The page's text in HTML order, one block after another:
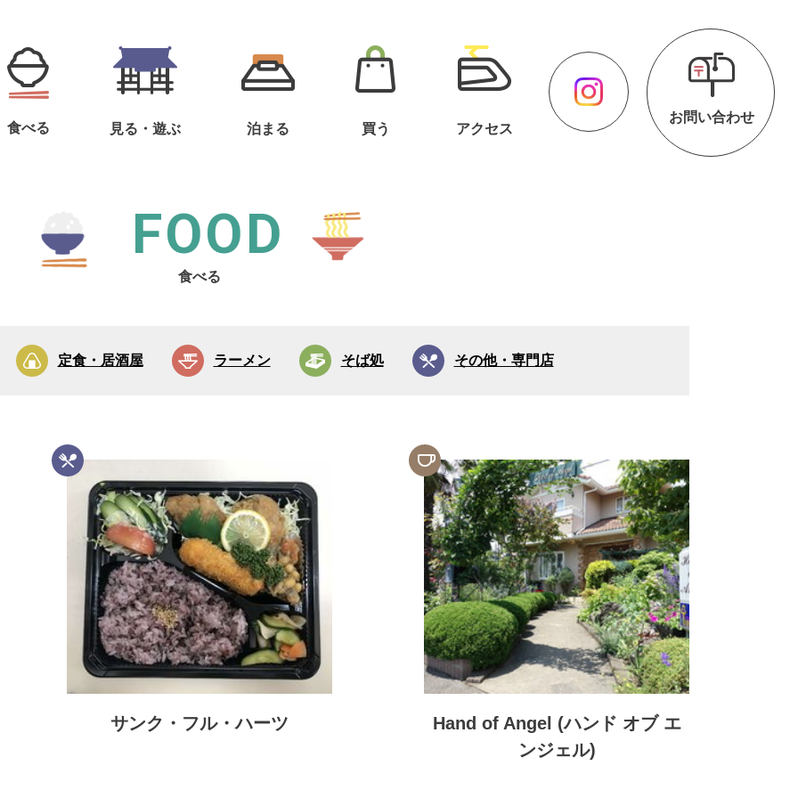
食べる 見る・遊ぶ 泊まる 買う アクセス
お問い合わせ
FOOD
食べる
定食・居酒屋 ラーメン そば処 その他・専門店
サンク・フル・ハーツ
Hand of Angel (ハンド オブ エ
ンジェル)